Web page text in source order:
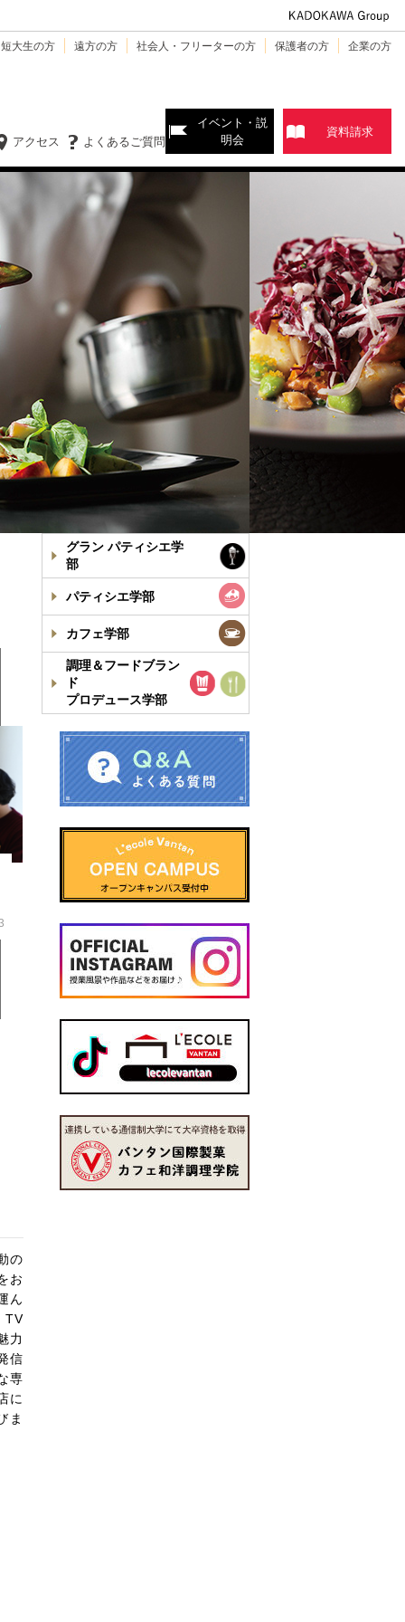
大生の方 遠方の方 社会人・フリーターの方 保護者の方 企業の方
よくあるご質問
アクセス
イベント・説
明会
資料請求
独立支援プログラム
圧倒的な開業実績 300店舗以上
の
お
ん
TV
力
信
専
に
ま
グラン パティシエ学
部
パティシエ学部
カフェ学部
調理＆フードブラン
ド
プロデュース学部